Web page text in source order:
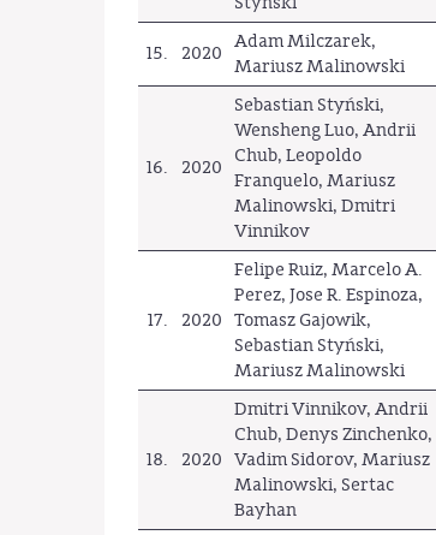
15. 2020
Adam Milczarek,
Mariusz Malinowski
16. 2020
Sebastian Styński,
Wensheng Luo, Andrii
Chub, Leopoldo
Franquelo, Mariusz
Malinowski, Dmitri
Vinnikov
17. 2020
Felipe Ruiz, Marcelo A.
Perez, Jose R. Espinoza,
Tomasz Gajowik,
Sebastian Styński,
Mariusz Malinowski
18. 2020
Dmitri Vinnikov, Andrii
Chub, Denys Zinchenko,
Vadim Sidorov, Mariusz
Malinowski, Sertac
Bayhan